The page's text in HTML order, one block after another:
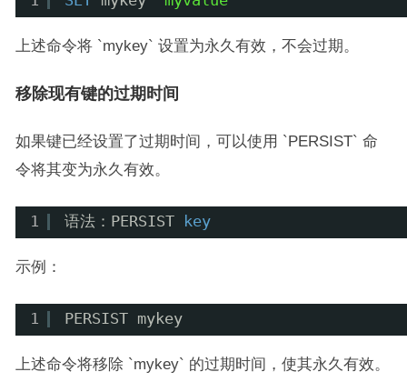
上述命令将 `mykey` 设置为永久有效，不会过期。
移除现有键的过期时间
如果键已经设置了过期时间，可以使用 `PERSIST` 命
令将其变为永久有效。
1 语法：PERSIST key
示例：
1 PERSIST mykey
上述命令将移除 `mykey` 的过期时间，使其永久有效。